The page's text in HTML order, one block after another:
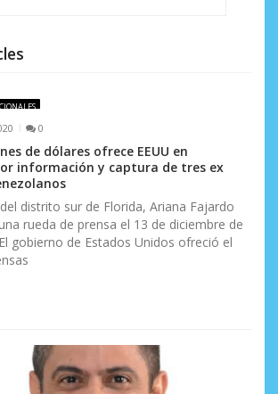
0
de dólares ofrece EEUU en
información y captura de tres ex
distrito sur de Florida, Ariana Fajardo
rueda de prensa el 13 de diciembre de
gobierno de Estados Unidos ofreció el